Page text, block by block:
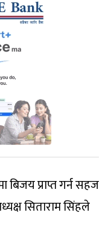
बिजय प्राप्त गर्न सहज
सिताराम सिंहले